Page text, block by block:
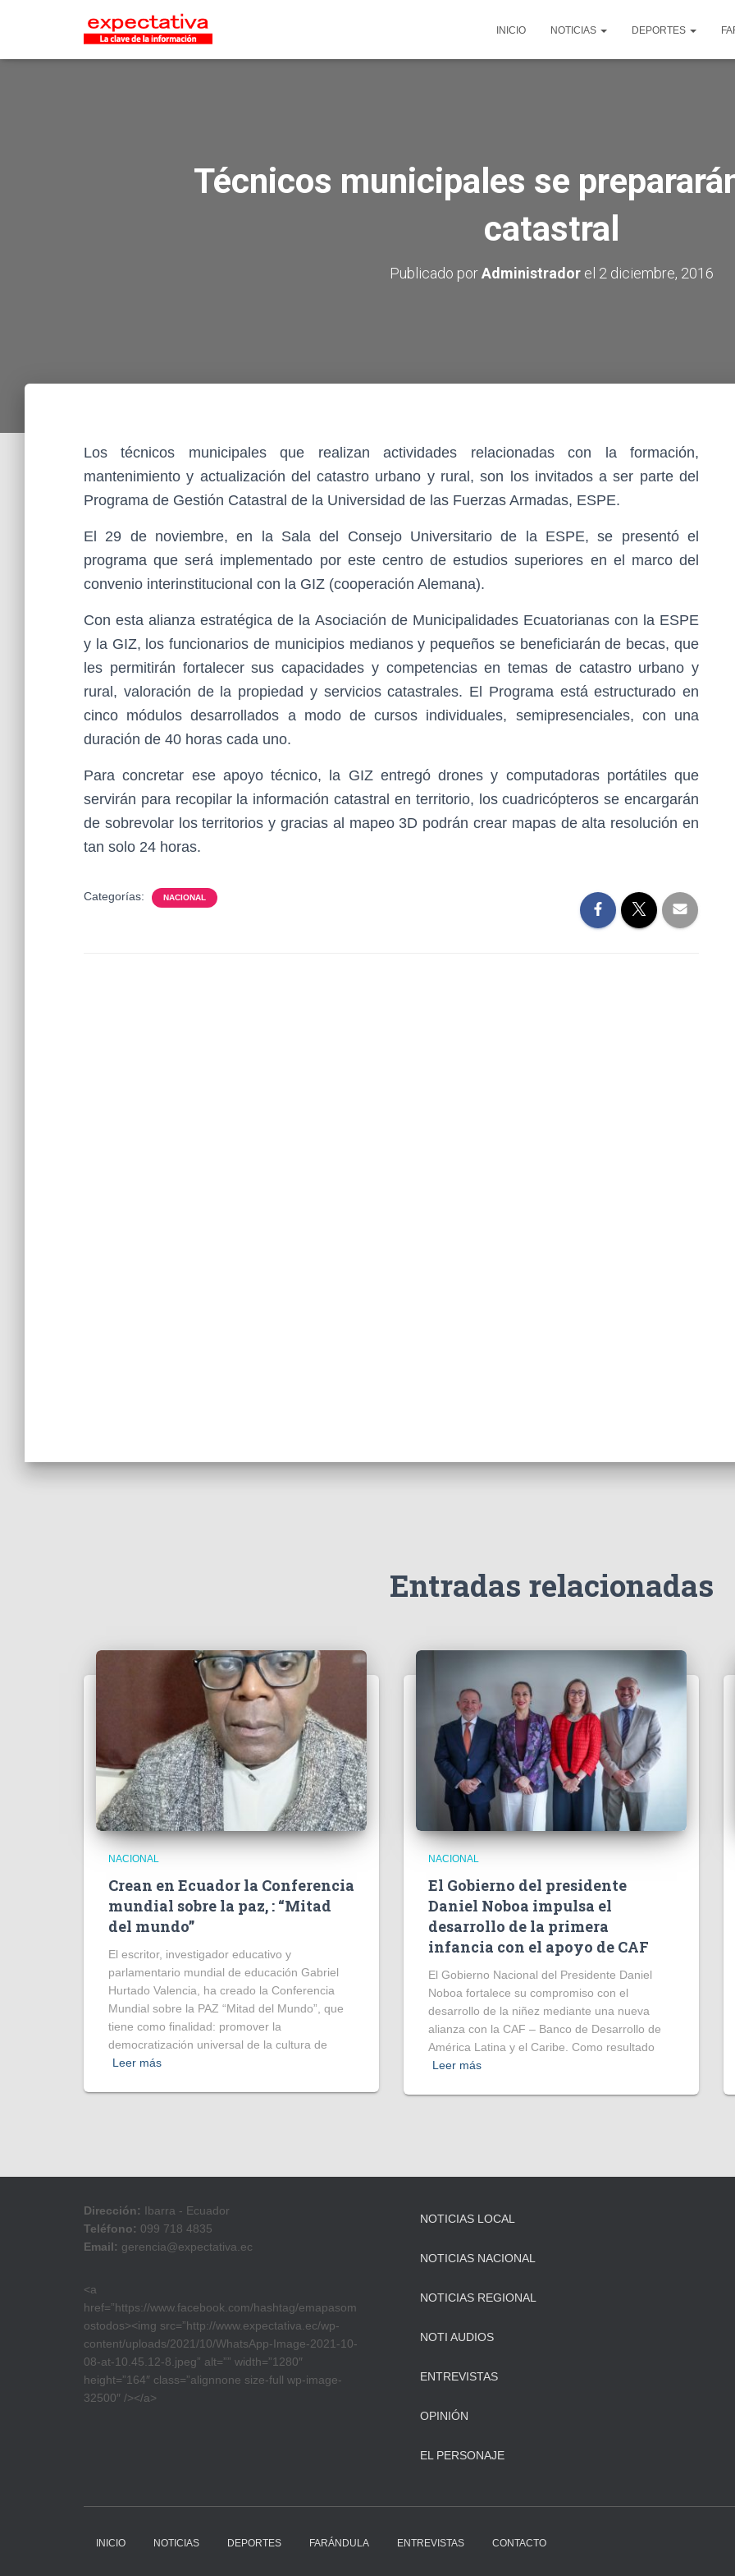
INICIO NOTICIAS DEPORTES
Técnicos municipales se
catastral
Publicado porAdministradorel 2 diciembre, 2016
Los técnicos municipales que realizan actividades relacionadas con la formación,
mantenimiento y actualización del catastro urbano y rural, son los invitados a ser parte del
Programa de Gestión Catastral de la Universidad de las Fuerzas Armadas, ESPE.
El 29 de noviembre, en la Sala del Consejo Universitario de la ESPE, se presentó el
programa que será implementado por este centro de estudios superiores en el marco del
convenio interinstitucional con la GIZ (cooperación Alemana).
Con esta alianza estratégica de la Asociación de Municipalidades Ecuatorianas con la ESPE
y la GIZ, los funcionarios de municipios medianos y pequeños se beneficiarán de becas, que
les permitirán fortalecer sus capacidades y competencias en temas de catastro urbano y
rural, valoración de la propiedad y servicios catastrales. El Programa está estructurado en
cinco módulos desarrollados a modo de cursos individuales, semipresenciales, con una
duración de 40 horas cada uno.
Para concretar ese apoyo técnico, la GIZ entregó drones y computadoras portátiles que
servirán para recopilar la información catastral en territorio, los cuadricópteros se encargarán
de sobrevolar los territorios y gracias al mapeo 3D podrán crear mapas de alta resolución en
tan solo 24 horas.
Categorías: NACIONAL
Entradas relacionadas
NACIONAL
Crean en Ecuador la Conferencia
mundial sobre la paz, : “Mitad
del mundo”
El escritor, investigador educativo y
parlamentario mundial de educación Gabriel
Hurtado Valencia, ha creado la Conferencia
Mundial sobre la PAZ “Mitad del Mundo”, que
tiene como finalidad: promover la
democratización universal de la cultura de
Leer más
NACIONAL
El Gobierno del presidente
Daniel Noboa impulsa el
desarrollo de la primera
infancia con el apoyo de CAF
El Gobierno Nacional del Presidente Daniel
Noboa fortalece su compromiso con el
desarrollo de la niñez mediante una nueva
alianza con la CAF – Banco de Desarrollo de
América Latina y el Caribe. Como resultado
Leer más
Dirección: Ibarra - Ecuador
Teléfono: 099 718 4835
Email: gerencia@expectativa.ec
<a
href=”https://www.facebook.com/hashtag/emapasom
ostodos><img src=”http://www.expectativa.ec/wp-
content/uploads/2021/10/WhatsApp-Image-2021-10-
08-at-10.45.12-8.jpeg” alt=”” width=”1280″
height=”164″ class=”alignnone size-full wp-image-
32500″ /></a>
NOTICIAS LOCAL
NOTICIAS NACIONAL
NOTICIAS REGIONAL
NOTI AUDIOS
ENTREVISTAS
OPINIÓN
EL PERSONAJE
INICIO NOTICIAS DEPORTES FARÁNDULA ENTREVISTAS CONTACTO